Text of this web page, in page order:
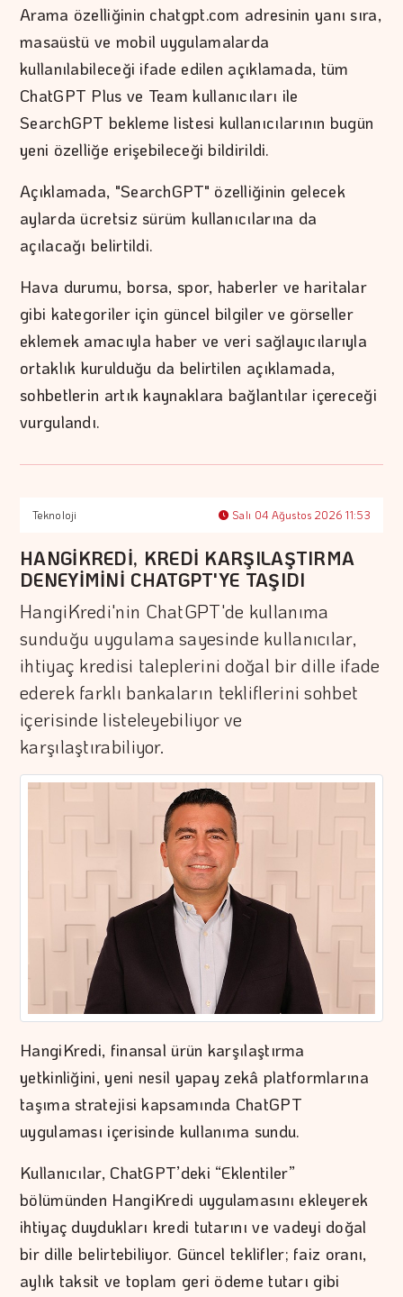
Arama özelliğinin chatgpt.com adresinin yanı sıra,
masaüstü ve mobil uygulamalarda
kullanılabileceği ifade edilen açıklamada, tüm
ChatGPT Plus ve Team kullanıcıları ile
SearchGPT bekleme listesi kullanıcılarının bugün
yeni özelliğe erişebileceği bildirildi.
Açıklamada, "SearchGPT" özelliğinin gelecek
aylarda ücretsiz sürüm kullanıcılarına da
açılacağı belirtildi.
Hava durumu, borsa, spor, haberler ve haritalar
gibi kategoriler için güncel bilgiler ve görseller
eklemek amacıyla haber ve veri sağlayıcılarıyla
ortaklık kurulduğu da belirtilen açıklamada,
sohbetlerin artık kaynaklara bağlantılar içereceği
vurgulandı.
Teknoloji Salı 04 Ağustos 2026 11:53
HANGİKREDİ, KREDİ KARŞILAŞTIRMA
DENEYİMİNİ CHATGPT'YE TAŞIDI
HangiKredi'nin ChatGPT'de kullanıma
sunduğu uygulama sayesinde kullanıcılar,
ihtiyaç kredisi taleplerini doğal bir dille ifade
ederek farklı bankaların tekliflerini sohbet
içerisinde listeleyebiliyor ve
karşılaştırabiliyor.
HangiKredi, finansal ürün karşılaştırma
yetkinliğini, yeni nesil yapay zekâ platformlarına
taşıma stratejisi kapsamında ChatGPT
uygulaması içerisinde kullanıma sundu.
Kullanıcılar, ChatGPT’deki “Eklentiler”
bölümünden HangiKredi uygulamasını ekleyerek
ihtiyaç duydukları kredi tutarını ve vadeyi doğal
bir dille belirtebiliyor. Güncel teklifler; faiz oranı,
aylık taksit ve toplam geri ödeme tutarı gibi